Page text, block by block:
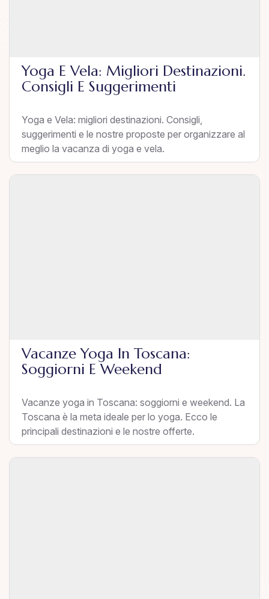
Yoga E Vela: Migliori Destinazioni.
Consigli E Suggerimenti
Yoga e Vela: migliori destinazioni. Consigli,
suggerimenti e le nostre proposte per organizzare al
meglio la vacanza di yoga e vela.
Vacanze Yoga In Toscana:
Soggiorni E Weekend
Vacanze yoga in Toscana: soggiorni e weekend. La
Toscana è la meta ideale per lo yoga. Ecco le
principali destinazioni e le nostre offerte.